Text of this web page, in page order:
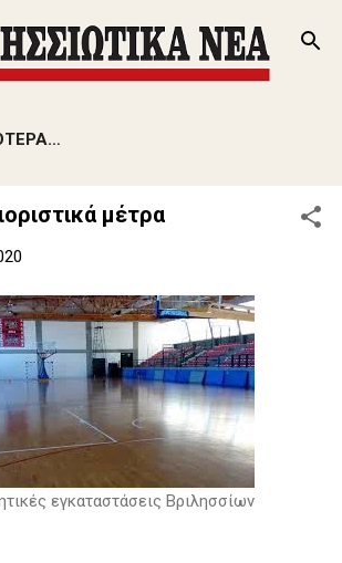
στο κύριο περιεχόμενο
μέτρα
εγκαταστάσεις Βριλησσίων